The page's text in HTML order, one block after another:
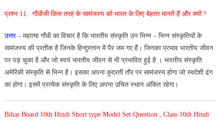
प्रश्न 11. गाँधीजी किस तरह के सामंजस्य को भारत के लिए बेहतर मानते हैं और क्यों ?
उत्तर –महात्मा गाँधी का विचार है कि भारतीय संस्कृति उन भिन्न – भिन्न संस्कृतियों के
सामंजस्य की प्रतीक है जिनके हिन्दुस्तान में पैर जम गए हैं। जिनका प्रभाव भारतीय जीवन
पर पड़ चुका है और जो स्वयं भारतीय जीवन से भी प्रभावित हुई है । भारतीय संस्कृति
अमेरिकी संस्कृति से भिन्न है। इसका अपना कुदरती तौर पर सामंजस्य होगा जो स्वदेशी ढंग
का होगा। इसमें प्रत्येक संस्कृति के लिए अपना उचित स्थान अंकित रहेगा।
Bihar Board 10th Hindi Short type Model Set Question , Class 10th Hindi